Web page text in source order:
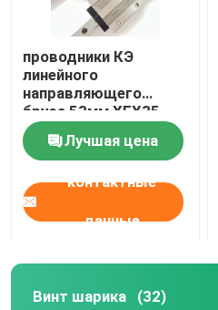
проводники КЭ
линейного
направляющего
бруса 53мм ХГХ35
линейные с
направляющим
блоком
Лучшая цена
контактные
данные
Винт шарика (32)